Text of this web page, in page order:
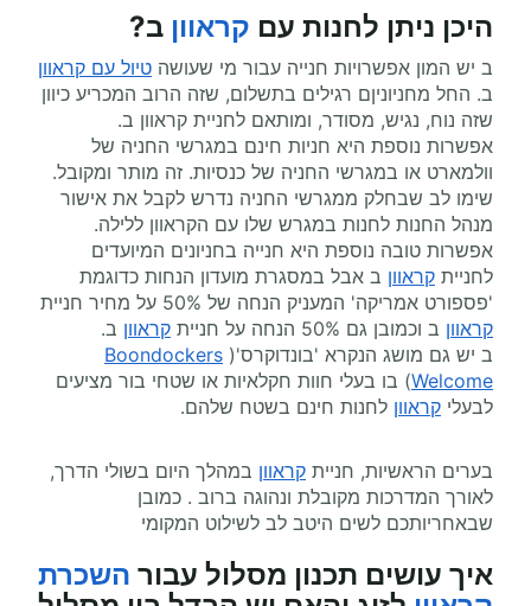
היכן ניתן לחנות עם קראוון ב?
ב יש המון אפשרויות חנייה עבור מי שעושה טיול עם קראוון
ב. החל מחניוניןם רגילים בתשלום, שזה הרוב המכריע כיוון
שזה נוח, נגיש, מסודר, ומותאם לחניית קראוון ב.
אפשרות נוספת היא חניות חינם במגרשי החניה של
וולמארט או במגרשי החניה של כנסיות. זה מותר ומקובל.
שימו לב שבחלק ממגרשי החניה נדרש לקבל את אישור
מנהל החנות לחנות במגרש שלו עם הקראוון ללילה.
אפשרות טובה נוספת היא חנייה בחניונים המיועדים
לחניית קראוון ב אבל במסגרת מועדון הנחות כדוגמת
'פספורט אמריקה' המעניק הנחה של 50% על מחיר חניית
קראוון ב וכמובן גם 50% הנחה על חניית קראוון ב.
ב יש גם מושג הנקרא 'בונדוקרס'( Boondockers
Welcome) בו בעלי חוות חקלאיות או שטחי בור מציעים
לבעלי קראוון לחנות חינם בשטח שלהם.
בערים הראשיות, חניית קראוון במהלך היום בשולי הדרך,
לאורך המדרכות מקובלת ונהוגה ברוב . כמובן
שבאחריותכם לשים היטב לב לשילוט המקומי
איך עושים תכנון מסלול עבור השכרת